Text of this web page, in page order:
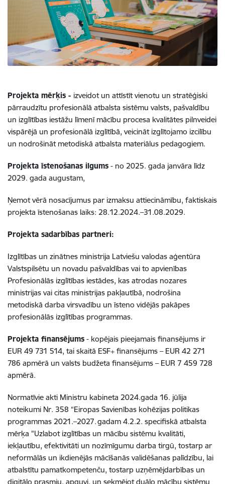
Projekta mērķis - izveidot un attīstīt vienotu un stratēģiski
pārraudzītu profesionālā atbalsta sistēmu valsts, pašvaldību
un izglītības iestāžu līmenī mācību procesa kvalitātes pilnveidei
vispārējā un profesionālā izglītībā, veicināt izglītojamo izcilību
un nodrošināt metodiskā atbalsta materiālus pedagogiem.
Projekta īstenošanas ilgums - no 2025. gada janvāra līdz
2029. gada augustam,
Ņemot vērā nosacījumus par izmaksu attiecināmību, faktiskais
projekta īstenošanas laiks: 28.12.2024.–31.08.2029.
Projekta sadarbības partneri:
Izglītības un zinātnes ministrija Latviešu valodas aģentūra
Valstspilsētu un novadu pašvaldības vai to apvienības
Profesionālās izglītības iestādes, kas atrodas nozares
ministrijas vai citas ministrijas pakļautībā, nodrošina
metodiskā darba virsvadību un īsteno vidējās pakāpes
profesionālās izglītības programmas.
Projekta finansējums - kopējais pieejamais finansējums ir
EUR 49 731 514, tai skaitā ESF+ finansējums – EUR 42 271
786 apmērā un valsts budžeta finansējums – EUR 7 459 728
apmērā.
Normatīvie akti Ministru kabineta 2024.gada 16. jūlija
noteikumi Nr. 358 “Eiropas Savienības kohēzijas politikas
programmas 2021.–2027. gadam 4.2.2. specifiskā atbalsta
mērķa "Uzlabot izglītības un mācību sistēmu kvalitāti,
iekļautību, efektivitāti un nozīmīgumu darba tirgū, tostarp ar
neformālās un ikdienējās mācīšanās validēšanas palīdzību, lai
atbalstītu pamatkompetenču, tostarp uzņēmējdarbības un
digitālo prasmju, apguvi, un sekmējot duālo mācību sistēmu